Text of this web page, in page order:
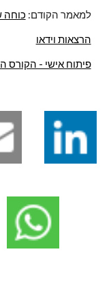
למאמר הקודם: כוחה
הרצאות וידאו
פיתוח אישי - הקורס